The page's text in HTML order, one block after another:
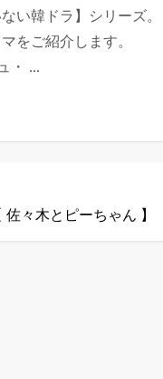
い韓ドラ】シリーズ。
をご紹介します。
・ ...
々木とピーちゃん 】